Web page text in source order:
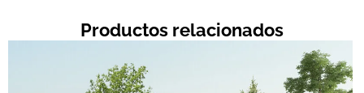
Productos relacionados